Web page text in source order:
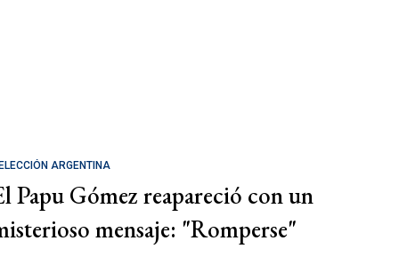
ARGENTINA
Papu Gómez reapareció con un
mensaje: "Romperse"